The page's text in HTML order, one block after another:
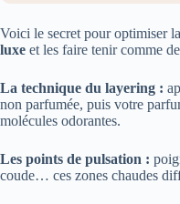
Voici le secret pour optimiser
luxe et les faire tenir comme
La technique du layering :
non parfumée, puis votre
molécules odorantes.
Les points de pulsation :
coude… ces zones chaudes